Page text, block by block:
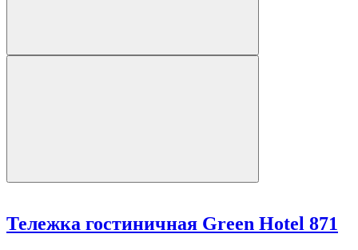
Тележка гостиничная Green Hotel 871